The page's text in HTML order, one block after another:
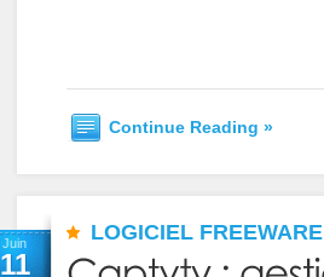
Continue Reading »
Juin
11
LOGICIEL FREEWARE